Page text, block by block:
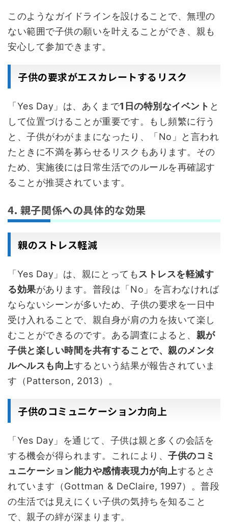
このようなガイドラインを設けることで、無理の
ない範囲で子供の願いを叶えることができ、親も
安心して参加できます。
子供の要求がエスカレートするリスク
「Yes Day」は、あくまで1日の特別なイベント と
して位置づけることが重要です。もし頻繁に行う
と、子供がわがままになったり、「No」と言われ
たときに不満を募らせるリスクもあります。その
ため、実施後には日常生活でのルールを再確認す
ることが推奨されています。
4. 親子関係への具体的な効果
親のストレス軽減
「Yes Day」は、親にとってもストレスを軽減す
る効果があります。普段は「No」を言わなければ
ならないシーンが多いため、子供の要求を一日中
受け入れることで、親自身が肩の力を抜いて楽し
むことができるのです。ある調査によると、 親が
子供と楽しい時間を共有することで、親のメンタ
ルヘルスも向上するという結果が報告されていま
す（Patterson, 2013）。
子供のコミュニケーション力向上
「Yes Day」を通じて、子供は親と多くの会話を
する機会が得られます。これにより、子供のコミ
ュニケーション能力や感情表現力が向上するとさ
れています（Gottman & DeClaire, 1997）。普段
の生活では見えにくい子供の気持ちを知ること
で、親子の絆が深まります。